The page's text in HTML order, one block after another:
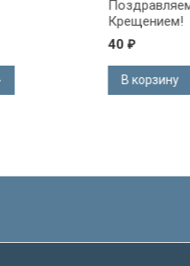
Поздравляем с
Крещением!
40₽
В корзину